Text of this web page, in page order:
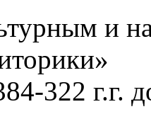
и
322 г.г.